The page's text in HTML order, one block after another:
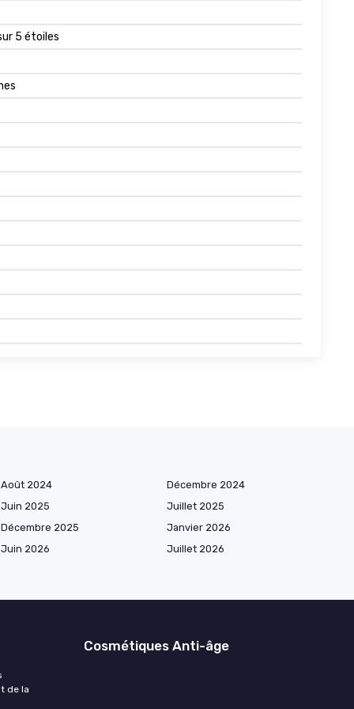
5 étoiles
Août 2024
Décembre 2024
Juin 2025
Juillet 2025
Décembre 2025
Janvier 2026
Juin 2026
Juillet 2026
de la
Cosmétiques Anti-âge